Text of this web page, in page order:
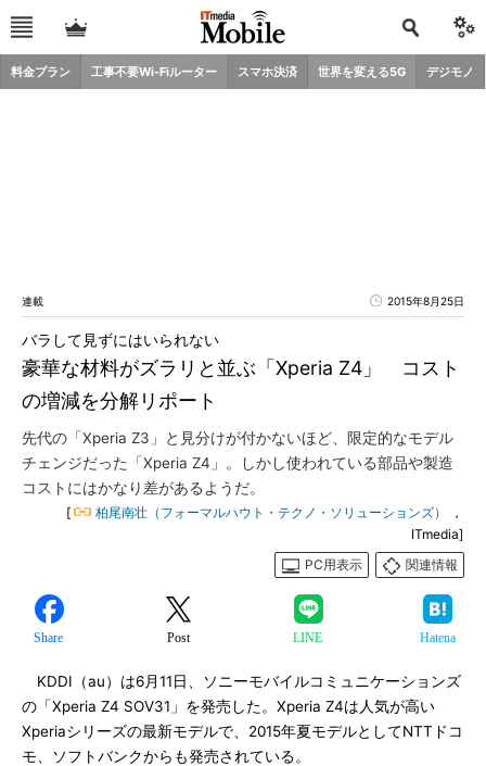
料金プラン 工事不要Wi-Fiルーター スマホ決済 世界を変える5G デジモノ
連載 2015年8月25日
豪華な材料がズラリと並ぶ「Xperia Z4」 コスト
の増減を分解リポート
バラして見ずにはいられない
先代の「Xperia Z3」と見分けが付かないほど、限定的なモデル
チェンジだった「Xperia Z4」。しかし使われている部品や製造
コストにはかなり差があるようだ。
[ 柏尾南壮（フォーマルハウト・テクノ・ソリューションズ）
，
ITmedia]
PC用表示
関連情報
Share Post LINE Hatena
KDDI（au）は6月11日、ソニーモバイルコミュニケーションズ
の「Xperia Z4 SOV31」を発売した。Xperia Z4は人気が高い
Xperiaシリーズの最新モデルで、2015年夏モデルとしてNTTドコ
モ、ソフトバンクからも発売されている。